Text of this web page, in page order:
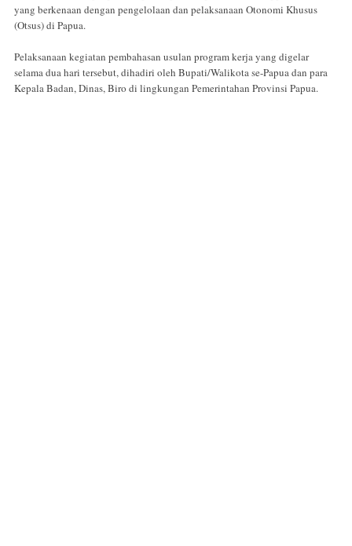
yang berkenaan dengan pengelolaan dan pelaksanaan Otonomi Khusus
(Otsus) di Papua.
Pelaksanaan kegiatan pembahasan usulan program kerja yang digelar
selama dua hari tersebut, dihadiri oleh Bupati/Walikota se-Papua dan para
Kepala Badan, Dinas, Biro di lingkungan Pemerintahan Provinsi Papua.